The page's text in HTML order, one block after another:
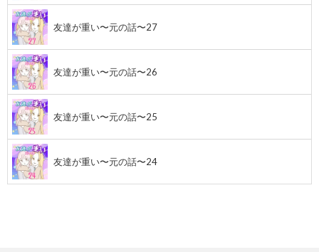
友達が重い〜元の話〜27
友達が重い〜元の話〜26
友達が重い〜元の話〜25
友達が重い〜元の話〜24